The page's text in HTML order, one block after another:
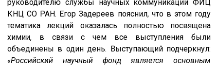
руководителю службы научных коммуникаций ФИЦ
КНЦ СО РАН. Егор Задереев пояснил, что в этом году
тематика лекций оказалась полностью посвящена
химии, в связи с чем все выступления были
объединены в один день. Выступающий подчеркнул:
«Российский научный фонд является основным